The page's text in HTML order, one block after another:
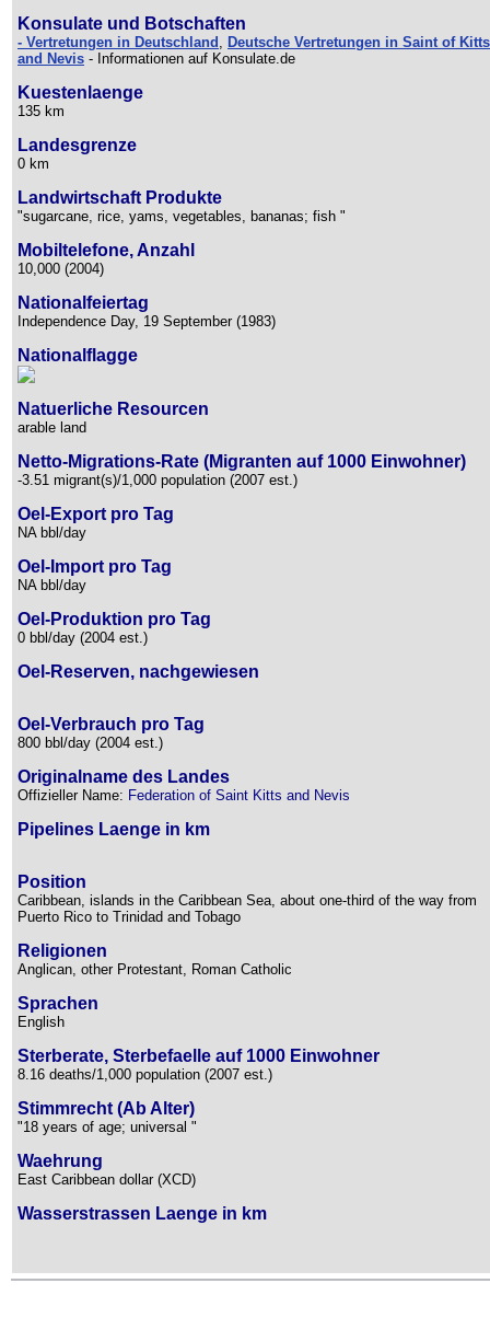
Konsulate und Botschaften
- Vertretungen in Deutschland , Deutsche Vertretungen in Saint of Kitts
and Nevis - Informationen auf Konsulate.de
Kuestenlaenge
135 km
Landesgrenze
0 km
Landwirtschaft Produkte
"sugarcane, rice, yams, vegetables, bananas; fish "
Mobiltelefone, Anzahl
10,000 (2004)
Nationalfeiertag
Independence Day, 19 September (1983)
Nationalflagge
Natuerliche Resourcen
arable land
Netto-Migrations-Rate (Migranten auf 1000 Einwohner)
-3.51 migrant(s)/1,000 population (2007 est.)
Oel-Export pro Tag
NA bbl/day
Oel-Import pro Tag
NA bbl/day
Oel-Produktion pro Tag
0 bbl/day (2004 est.)
Oel-Reserven, nachgewiesen
Oel-Verbrauch pro Tag
800 bbl/day (2004 est.)
Originalname des Landes
Offizieller Name: Federation of Saint Kitts and Nevis
Pipelines Laenge in km
Position
Caribbean, islands in the Caribbean Sea, about one-third of the way from
Puerto Rico to Trinidad and Tobago
Religionen
Anglican, other Protestant, Roman Catholic
Sprachen
English
Sterberate, Sterbefaelle auf 1000 Einwohner
8.16 deaths/1,000 population (2007 est.)
Stimmrecht (Ab Alter)
"18 years of age; universal "
Waehrung
East Caribbean dollar (XCD)
Wasserstrassen Laenge in km